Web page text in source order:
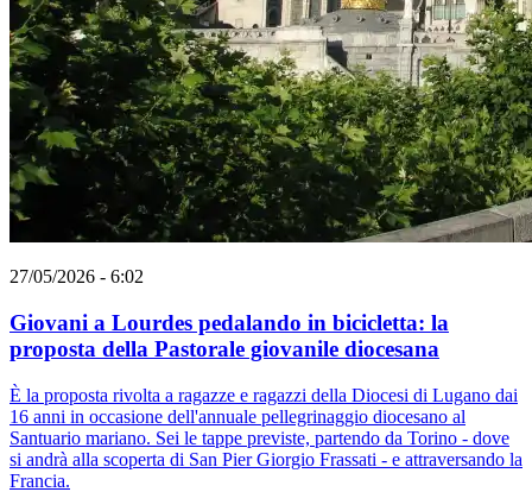
27/05/2026 - 6:02
Giovani a Lourdes pedalando in bicicletta: la
proposta della Pastorale giovanile diocesana
È la proposta rivolta a ragazze e ragazzi della Diocesi di Lugano dai
16 anni in occasione dell'annuale pellegrinaggio diocesano al
Santuario mariano. Sei le tappe previste, partendo da Torino - dove
si andrà alla scoperta di San Pier Giorgio Frassati - e attraversando la
Francia.